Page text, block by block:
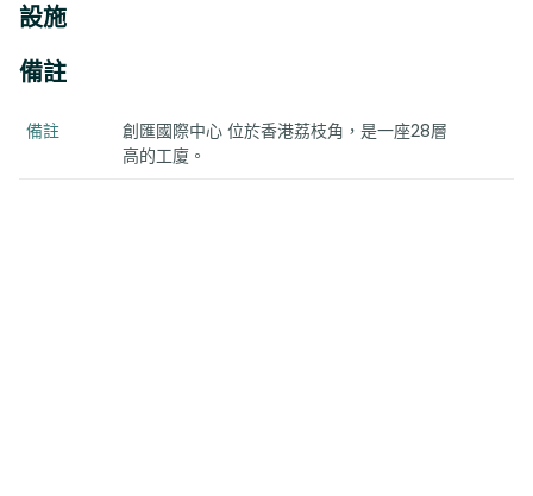
設施
備註
備註
創匯國際中心 位於香港荔枝角，是一座28層
高的工廈。